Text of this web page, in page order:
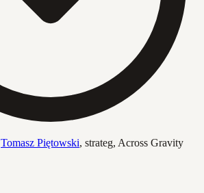
Tomasz Piętowski, strateg, Across Gravity